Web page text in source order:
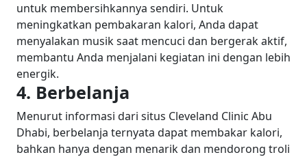
untuk membersihkannya sendiri. Untuk
meningkatkan pembakaran kalori, Anda dapat
menyalakan musik saat mencuci dan bergerak aktif,
membantu Anda menjalani kegiatan ini dengan lebih
energik.
4. Berbelanja
Menurut informasi dari situs Cleveland Clinic Abu
Dhabi, berbelanja ternyata dapat membakar kalori,
bahkan hanya dengan menarik dan mendorong troli